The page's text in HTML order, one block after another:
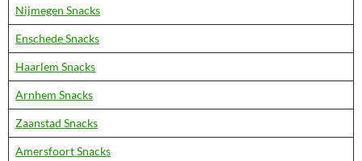
Nijmegen Snacks
Enschede Snacks
Haarlem Snacks
Arnhem Snacks
Zaanstad Snacks
Amersfoort Snacks